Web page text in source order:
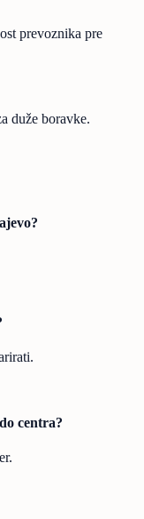
prevoznika pre
duže boravke.
centra?